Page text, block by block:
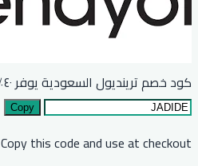
كود خصم ترينديول السعودية يوفر ٤٠٪ من قيمة المنتجات
Copy
Copy this code and use at checkout